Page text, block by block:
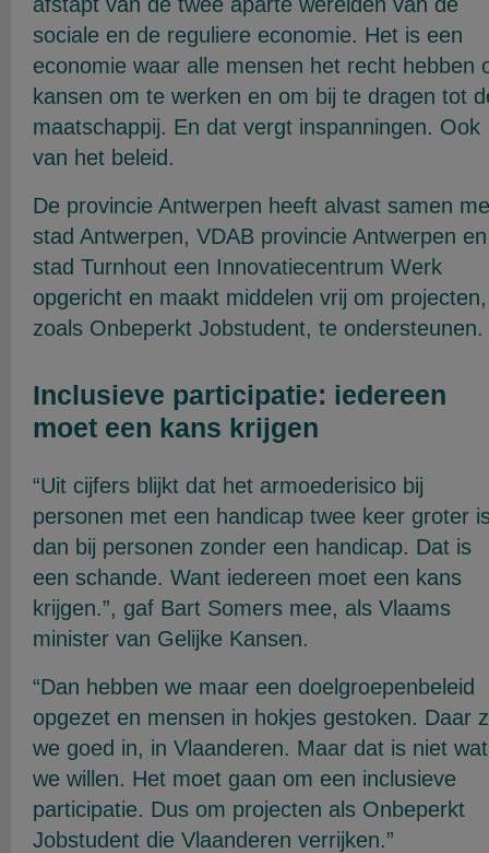
sociale en de reguliere economie. Het is een
economie waar alle mensen het recht hebben
kansen om te werken en om bij te dragen tot
maatschappij. En dat vergt inspanningen. Ook
van het beleid.
De provincie Antwerpen heeft alvast samen
stad Antwerpen, VDAB provincie Antwerpen en
stad Turnhout een Innovatiecentrum Werk
opgericht en maakt middelen vrij om projecten,
zoals Onbeperkt Jobstudent, te ondersteunen.
Inclusieve participatie: iedereen
moet een kans krijgen
“Uit cijfers blijkt dat het armoederisico bij
personen met een handicap twee keer groter
dan bij personen zonder een handicap. Dat is
een schande. Want iedereen moet een kans
krijgen.”, gaf Bart Somers mee, als Vlaams
minister van Gelijke Kansen.
“Dan hebben we maar een doelgroepenbeleid
opgezet en mensen in hokjes gestoken. Daar
we goed in, in Vlaanderen. Maar dat is niet wat
we willen. Het moet gaan om een inclusieve
participatie. Dus om projecten als Onbeperkt
Jobstudent die Vlaanderen verrijken.”